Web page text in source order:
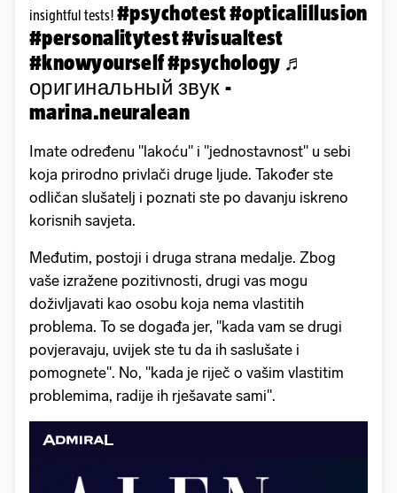
insightful tests! #psychotest#opticalillusion
#personalitytest#visualtest
#knowyourself#psychology ♬
оригинальный звук -
marina.neuralean
Imate određenu "lakoću" i "jednostavnost" u sebi
koja prirodno privlači druge ljude. Također ste
odličan slušatelj i poznati ste po davanju iskreno
korisnih savjeta.
Međutim, postoji i druga strana medalje. Zbog
vaše izražene pozitivnosti, drugi vas mogu
doživljavati kao osobu koja nema vlastitih
problema. To se događa jer, "kada vam se drugi
povjeravaju, uvijek ste tu da ih saslušate i
pomognete". No, "kada je riječ o vašim vlastitim
problemima, radije ih rješavate sami".